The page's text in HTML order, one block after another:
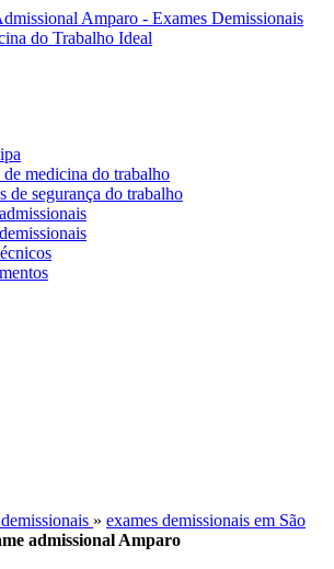
de medicina do trabalho
de segurança do trabalho
» exames demissionais em São
admissional Amparo